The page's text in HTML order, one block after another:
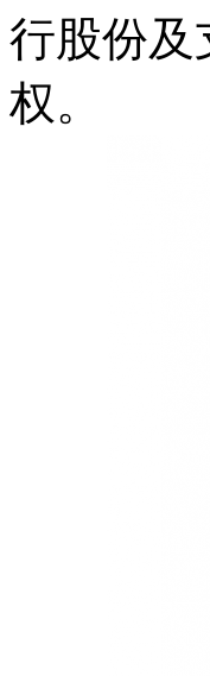
行股份及
权。